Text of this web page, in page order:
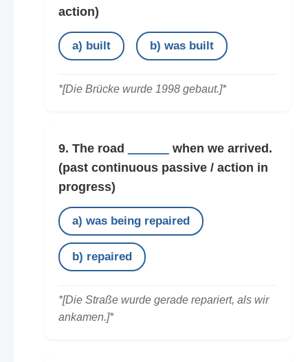
action)
a) built b) was built
*[Die Brücke wurde 1998 gebaut.]*
9. The road
when we arrived.
(past continuous passive / action in
progress)
a) was being repaired
b) repaired
*[Die Straße wurde gerade repariert, als wir
ankamen.]*